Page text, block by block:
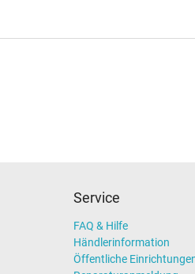
Service
FAQ & Hilfe
Händlerinformation
Öffentliche